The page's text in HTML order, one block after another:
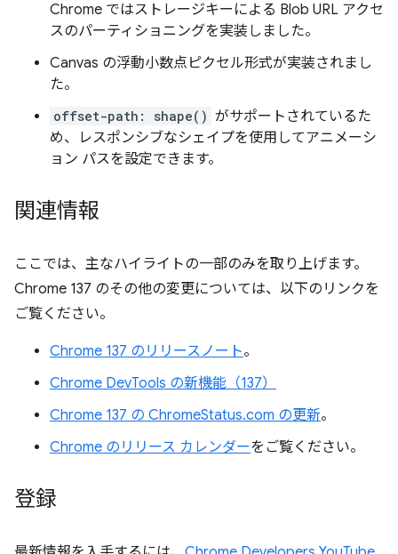
Chrome ではストレージキーによる Blob URL アクセ
スのパーティショニングを実装しました。
Canvas の浮動小数点ピクセル形式が実装されまし
た。
offset-path: shape() がサポートされているた
め、レスポンシブなシェイプを使用してアニメーシ
ョン パスを設定できます。
関連情報
ここでは、主なハイライトの一部のみを取り上げます。
Chrome 137 のその他の変更については、以下のリンクを
ご覧ください。
Chrome 137 のリリースノート。
Chrome DevTools の新機能（137）
Chrome 137 の ChromeStatus.com の更新。
Chrome のリリース カレンダーをご覧ください。
登録